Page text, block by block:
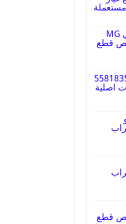
مستعملة
قطع غيار أم جي MG
أرخص قطع
كيا 55818355
اصلية
سكراب
سكراب
ارخص قطع